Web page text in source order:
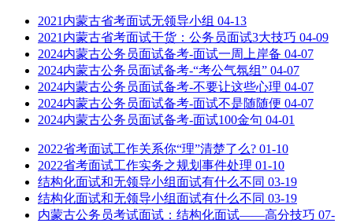
2021内蒙古省考面试无领导小组 04-13
2021内蒙古省考面试干货：公务员面试3大技巧 04-09
2024内蒙古公务员面试备考-面试一周上岸备 04-07
2024内蒙古公务员面试备考-“考公气氛组” 04-07
2024内蒙古公务员面试备考-不要让这些心理 04-07
2024内蒙古公务员面试备考-面试不是随随便 04-07
2024内蒙古公务员面试备考-面试100金句 04-01
2022省考面试工作关系你“理”清楚了么? 01-10
2022省考面试工作实务之规划事件处理 01-10
结构化面试和无领导小组面试有什么不同 03-19
结构化面试和无领导小组面试有什么不同 03-19
内蒙古公务员考试面试：结构化面试——高分技巧 07-